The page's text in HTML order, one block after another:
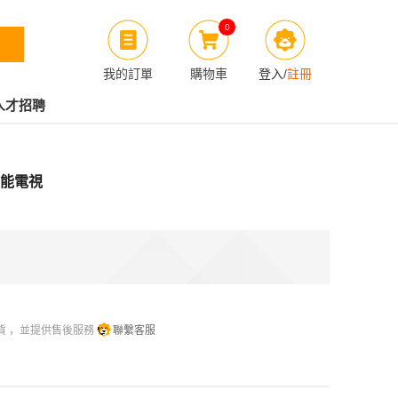
我的訂單
0
購物車 登入/註冊
才招聘
電視
，並提供售後服務 聯繫客服